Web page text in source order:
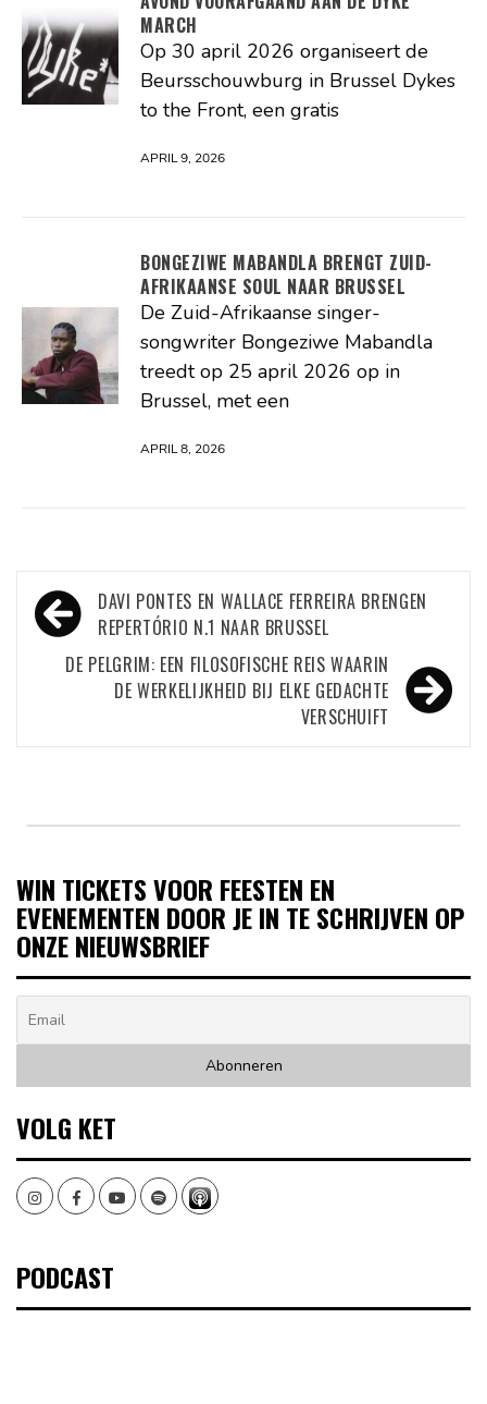
MARCH
Op 30 april 2026 organiseert de
Beursschouwburg in Brussel Dykes
to the Front, een gratis
APRIL 9, 2026
BONGEZIWE MABANDLA BRENGT ZUID-
AFRIKAANSE SOUL NAAR BRUSSEL
De Zuid-Afrikaanse singer-
songwriter Bongeziwe Mabandla
treedt op 25 april 2026 op in
Brussel, met een
APRIL 8, 2026
Bericht
navigatie
DAVI PONTES EN WALLACE FERREIRA BRENGEN
REPERTÓRIO N.1 NAAR BRUSSEL
DE PELGRIM: EEN FILOSOFISCHE REIS WAARIN
DE WERKELIJKHEID BIJ ELKE GEDACHTE
VERSCHUIFT
WIN TICKETS VOOR FEESTEN EN
EVENEMENTEN DOOR JE IN TE SCHRIJVEN OP
ONZE NIEUWSBRIEF
VOLG KET
InstagramFacebookYoutubeSpotify
PODCAST